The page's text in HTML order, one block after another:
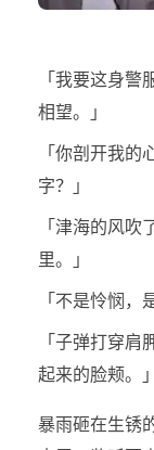
「我要这身
相望。」
「你剖开我的
字？」
「津海的风吹
里。」
「不是怜悯，
「子弹打穿
起来的脸颊。」
暴雨砸在生锈